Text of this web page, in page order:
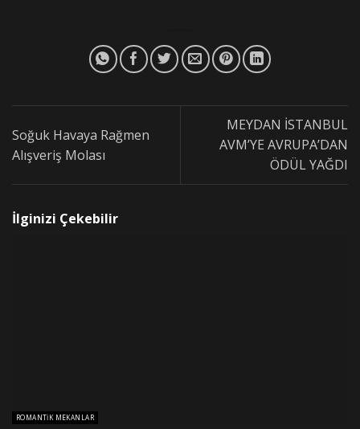
Soğuk Havaya Rağmen
Alışveriş Molası
MEYDAN İSTANBUL
AVM’YE AVRUPA’DAN
ÖDÜL YAĞDI
İlginizi Çekebilir
ROMANTIK MEKANLAR